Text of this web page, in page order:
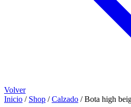
Volver
Inicio / Shop / Calzado / Bota high